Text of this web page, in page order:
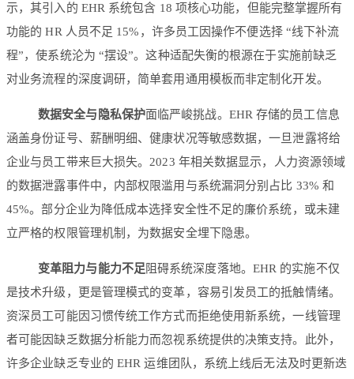
示，其引入的 EHR 系统包含 18 项核心功能，但能完整掌握所有
功能的 HR 人员不足 15%，许多员工因操作不便选择 “线下补流
程”，使系统沦为 “摆设”。这种适配失衡的根源在于实施前缺乏
对业务流程的深度调研，简单套用通用模板而非定制化开发。
数据安全与隐私保护面临严峻挑战。EHR 存储的员工信息
涵盖身份证号、薪酬明细、健康状况等敏感数据，一旦泄露将给
企业与员工带来巨大损失。2023 年相关数据显示，人力资源领域
的数据泄露事件中，内部权限滥用与系统漏洞分别占比 33% 和
45%。部分企业为降低成本选择安全性不足的廉价系统，或未建
立严格的权限管理机制，为数据安全埋下隐患。
变革阻力与能力不足 阻碍系统深度落地。EHR 的实施不仅
是技术升级，更是管理模式的变革，容易引发员工的抵触情绪。
资深员工可能因习惯传统工作方式而拒绝使用新系统，一线管理
者可能因缺乏数据分析能力而忽视系统提供的决策支持。此外，
许多企业缺乏专业的 EHR 运维团队，系统上线后无法及时更新迭